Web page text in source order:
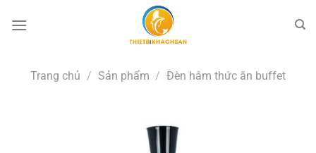
qua
Trang chủ / Sản phẩm / Đèn hâm thức ăn buffet